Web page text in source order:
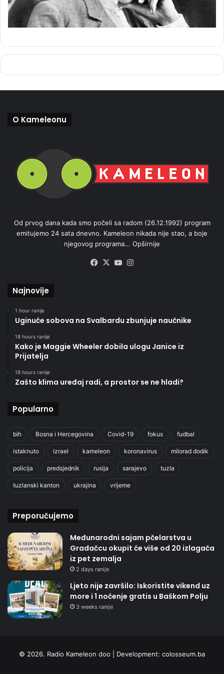
O Kameleonu
Od prvog dana kada smo počeli sa radom (26.12.1992) program
emitujemo 24 sata dnevno. Kameleon nikada nije stao, a boje
njegovog programa... Opširnije
Facebook
X YouTube
Najnovije
1 hour ranije
Uginuće sobova na Svalbardu zbunjuje naučnike
18 hours ranije
Kako je Maggie Wheeler dobila ulogu Janice iz
Prijatelja
18 hours ranije
Zašto klima uređaj radi, a prostor se ne hladi?
Popularno
bih Bosna i Hercegovina Covid-19 fokus fudbal
istaknuto izrael kameleon koronavirus milorad dodik
policija predsjednik rusija sarajevo tuzla
tuzlanski kanton ukrajina vrijeme
Preporučujemo
Međunarodni sajam pčelarstva u
Gradačcu okupit će više od 20 izlagača
iz pet zemalja
2 days ranije
Ljeto nije završilo: Iskoristite vikend uz
more i 1 noćenje gratis u Baškom Polju
3 weeks ranije
© 2026. Radio Kameleon doo | Development: colosseum.ba